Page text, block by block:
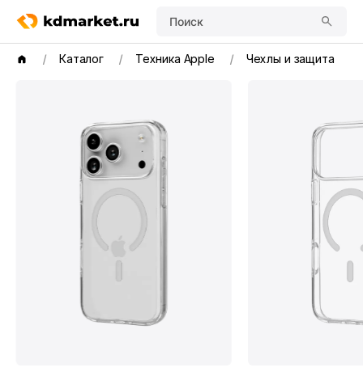
Поиск
Каталог Техника Apple Чехлы и защита